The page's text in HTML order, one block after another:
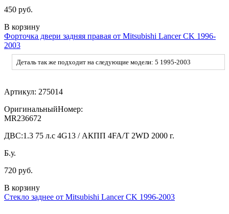
450 руб.
В корзину
Форточка двери задняя правая от Mitsubishi Lancer CK 1996-
2003
Деталь так же подходит на следующие модели: 5 1995-2003
Артикул: 275014
ОригинальныйНомер:
MR236672
ДВС:1.3 75 л.с 4G13 / АКПП 4FA/T 2WD 2000 г.
Б.у.
720 руб.
В корзину
Стекло заднее от Mitsubishi Lancer CK 1996-2003